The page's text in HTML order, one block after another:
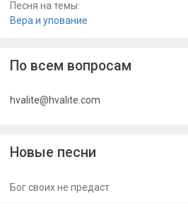
Песня на темы:
Вера и упование
По всем вопросам
hvalite@hvalite.com
Новые песни
Бог своих не предаст